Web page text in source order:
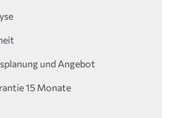
einen Beratungstermin bei
Fachberater.
und Angebot
15 Monate